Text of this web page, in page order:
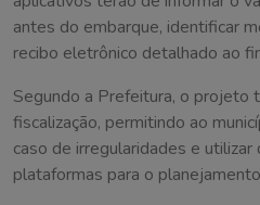
antes do embarque, identificar
recibo eletrônico detalhado ao
Segundo a Prefeitura, o projeto
fiscalização, permitindo ao
caso de irregularidades e
plataformas para o